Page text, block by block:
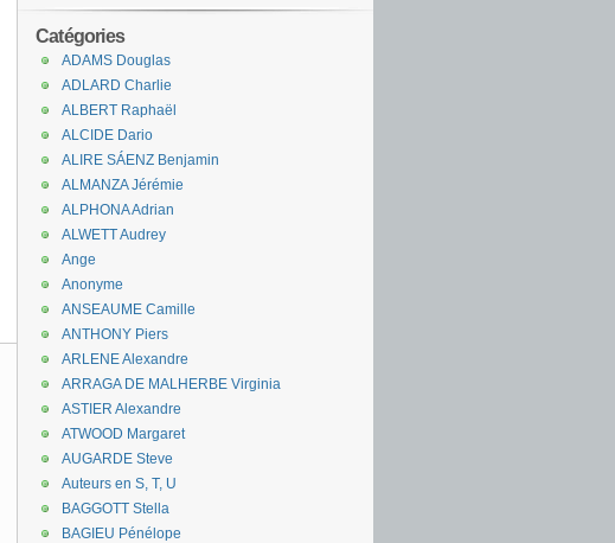
Catégories
ADAMS Douglas
ADLARD Charlie
ALBERT Raphaël
ALCIDE Dario
ALIRE SÁENZ Benjamin
ALMANZA Jérémie
ALPHONA Adrian
ALWETT Audrey
Ange
Anonyme
ANSEAUME Camille
ANTHONY Piers
ARLENE Alexandre
ARRAGA DE MALHERBE Virginia
ASTIER Alexandre
ATWOOD Margaret
AUGARDE Steve
Auteurs en S, T, U
BAGGOTT Stella
BAGIEU Pénélope